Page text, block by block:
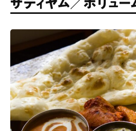
サティヤム／ボリュー